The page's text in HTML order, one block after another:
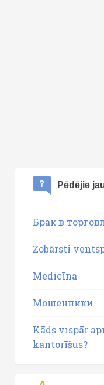
Pēdējie
Брак в
Zobārsti
Medicīna
Мошенники
Kāds vispār
kantorīšus?